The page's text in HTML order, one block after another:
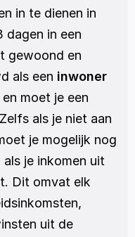
in te dienen in
dagen in een
gewoond en
als een inwoner
en moet je een
als je niet aan
je mogelijk nog
je inkomen uit
Dit omvat elk
uit de